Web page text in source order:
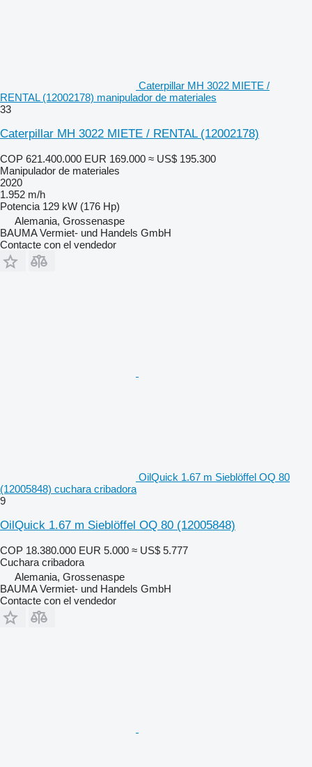
Caterpillar MH 3022 MIETE /
RENTAL (12002178) manipulador de materiales
33
Caterpillar MH 3022 MIETE / RENTAL (12002178)
COP 621.400.000 EUR 169.000 ≈ US$ 195.300
Manipulador de materiales
2020
1.952 m/h
Potencia 129 kW (176 Hp)
Alemania, Grossenaspe
BAUMA Vermiet- und Handels GmbH
Contacte con el vendedor
OilQuick 1.67 m Sieblöffel OQ 80
(12005848) cuchara cribadora
9
OilQuick 1.67 m Sieblöffel OQ 80 (12005848)
COP 18.380.000 EUR 5.000 ≈ US$ 5.777
Cuchara cribadora
Alemania, Grossenaspe
BAUMA Vermiet- und Handels GmbH
Contacte con el vendedor